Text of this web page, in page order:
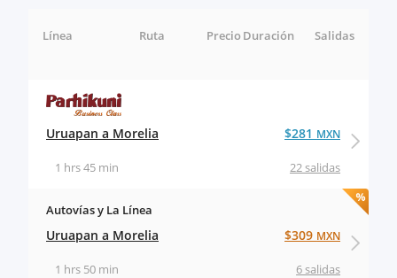
Línea Ruta Salidas
Duración
Precio
Uruapan a Morelia
22 salidas
1 hrs 45 min
$281 MXN
Autovías y La Línea
Uruapan a Morelia
6 salidas
1 hrs 50 min
$309 MXN